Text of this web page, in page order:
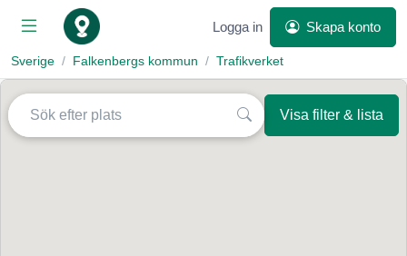
Logga in Skapa konto
Sverige Falkenbergs kommun Trafikverket
Visa filter & lista